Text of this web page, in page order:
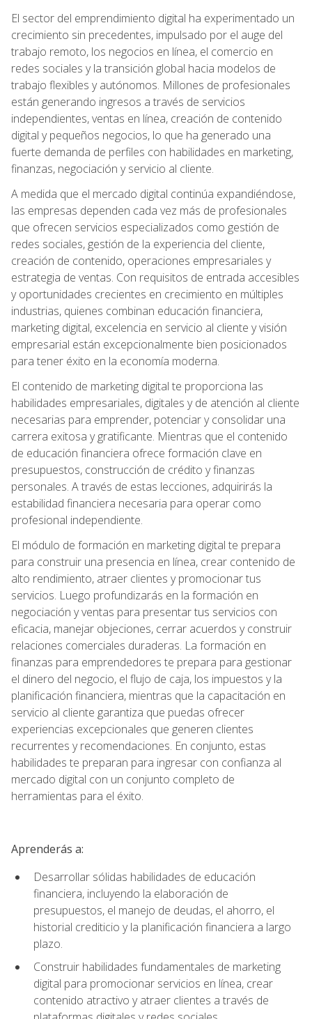
El sector del emprendimiento digital ha experimentado un
crecimiento sin precedentes, impulsado por el auge del
trabajo remoto, los negocios en línea, el comercio en
redes sociales y la transición global hacia modelos de
trabajo flexibles y autónomos. Millones de profesionales
están generando ingresos a través de servicios
independientes, ventas en línea, creación de contenido
digital y pequeños negocios, lo que ha generado una
fuerte demanda de perfiles con habilidades en marketing,
finanzas, negociación y servicio al cliente.
A medida que el mercado digital continúa expandiéndose,
las empresas dependen cada vez más de profesionales
que ofrecen servicios especializados como gestión de
redes sociales, gestión de la experiencia del cliente,
creación de contenido, operaciones empresariales y
estrategia de ventas. Con requisitos de entrada accesibles
y oportunidades crecientes en crecimiento en múltiples
industrias, quienes combinan educación financiera,
marketing digital, excelencia en servicio al cliente y visión
empresarial están excepcionalmente bien posicionados
para tener éxito en la economía moderna.
El contenido de marketing digital te proporciona las
habilidades empresariales, digitales y de atención al cliente
necesarias para emprender, potenciar y consolidar una
carrera exitosa y gratificante. Mientras que el contenido
de educación financiera ofrece formación clave en
presupuestos, construcción de crédito y finanzas
personales. A través de estas lecciones, adquirirás la
estabilidad financiera necesaria para operar como
profesional independiente.
El módulo de formación en marketing digital te prepara
para construir una presencia en línea, crear contenido de
alto rendimiento, atraer clientes y promocionar tus
servicios. Luego profundizarás en la formación en
negociación y ventas para presentar tus servicios con
eficacia, manejar objeciones, cerrar acuerdos y construir
relaciones comerciales duraderas. La formación en
finanzas para emprendedores te prepara para gestionar
el dinero del negocio, el flujo de caja, los impuestos y la
planificación financiera, mientras que la capacitación en
servicio al cliente garantiza que puedas ofrecer
experiencias excepcionales que generen clientes
recurrentes y recomendaciones. En conjunto, estas
habilidades te preparan para ingresar con confianza al
mercado digital con un conjunto completo de
herramientas para el éxito.
Aprenderás a:
Desarrollar sólidas habilidades de educación
financiera, incluyendo la elaboración de
presupuestos, el manejo de deudas, el ahorro, el
historial crediticio y la planificación financiera a largo
plazo.
Construir habilidades fundamentales de marketing
digital para promocionar servicios en línea, crear
contenido atractivo y atraer clientes a través de